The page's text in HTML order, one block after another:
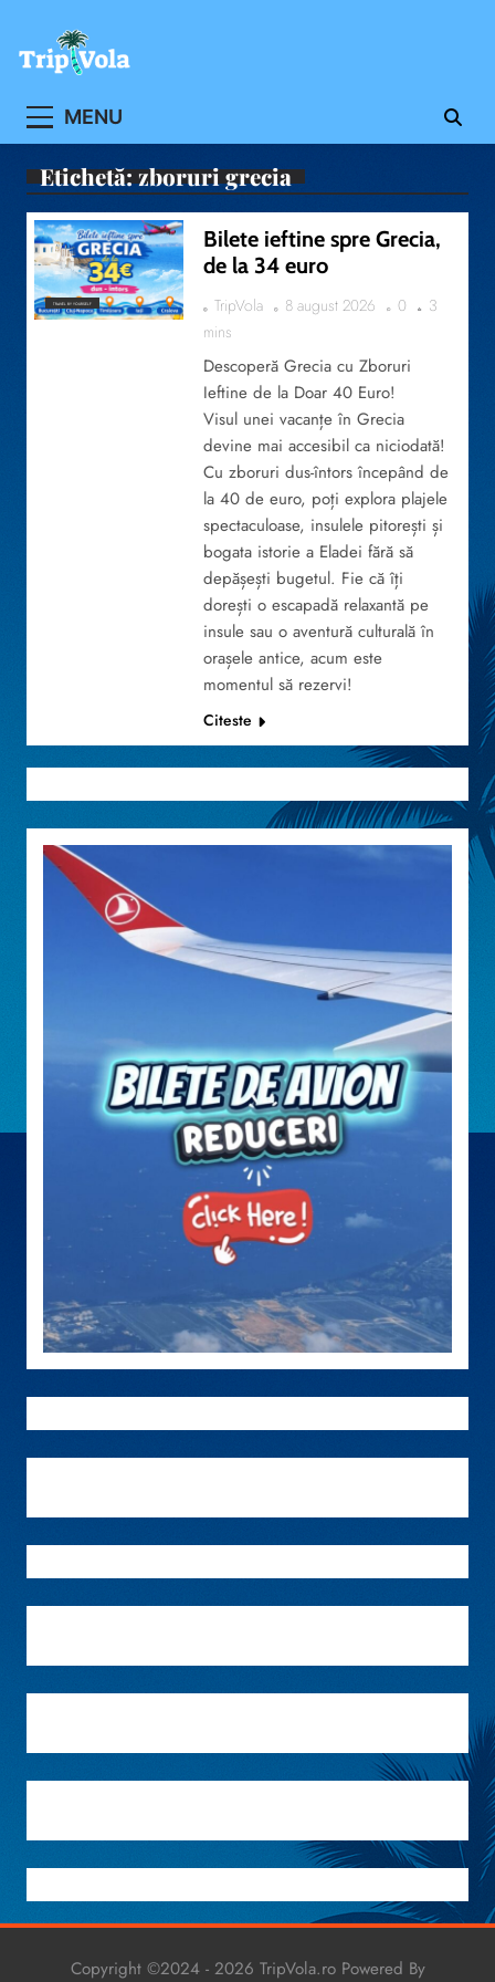
content
MENU
Etichetă:zboruri grecia
TRAVEL BY YOURSELF
Bilete ieftine spre Grecia,
de la 34 euro
TripVola 8 august 2026 0
3
mins
Descoperă Grecia cu Zboruri
Ieftine de la Doar 40 Euro!
Visul unei vacanțe în Grecia
devine mai accesibil ca niciodată!
Cu zboruri dus-întors începând de
la 40 de euro, poți explora plajele
spectaculoase, insulele pitorești și
bogata istorie a Eladei fără să
depășești bugetul. Fie că îți
dorești o escapadă relaxantă pe
insule sau o aventură culturală în
orașele antice, acum este
momentul să rezervi!
Citeste
Copyright ©2024 - 2026 TripVola.ro Powered By